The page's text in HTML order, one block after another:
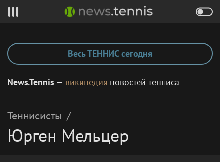
Весь ТЕННИС сегодня
News.Tennis — википедия новостей тенниса
Теннисисты /
Юрген Мельцер